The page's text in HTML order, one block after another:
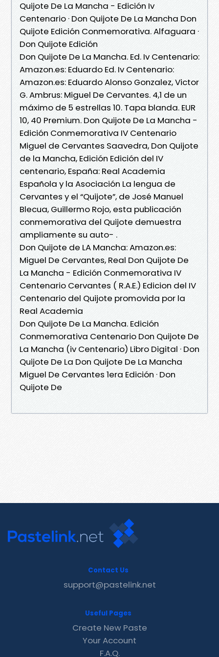
Quijote De La Mancha - Edición Iv
Centenario · Don Quijote De La Mancha Don
Quijote Edición Conmemorativa. Alfaguara ·
Don Quijote Edición
Don Quijote De La Mancha. Ed. Iv Centenario:
Amazon.es: Eduardo Ed. Iv Centenario:
Amazon.es: Eduardo Alonso Gonzalez, Victor
G. Ambrus: Miguel De Cervantes. 4,1 de un
máximo de 5 estrellas 10. Tapa blanda. EUR
10, 40 Premium. Don Quijote De La Mancha -
Edición Conmemorativa IV Centenario
Miguel de Cervantes Saavedra, Don Quijote
de la Mancha, Edición Edición del IV
centenario, España: Real Academia
Española y la Asociación La lengua de
Cervantes y el “Quijote”, de José Manuel
Blecua, Guillermo Rojo, esta publicación
conmemorativa del Quijote demuestra
ampliamente su auto- .
Don Quijote de LA Mancha: Amazon.es:
Miguel De Cervantes, Real Don Quijote De
La Mancha - Edición Conmemorativa IV
Centenario Cervantes ( R.A.E.) Edicion del IV
Centenario del Quijote promovida por la
Real Academia
Don Quijote De La Mancha. Edición
Conmemorativa Centenario Don Quijote De
La Mancha (iv Centenario) Libro Digital · Don
Quijote De La Don Quijote De La Mancha
Miguel De Cervantes 1era Edición · Don
Quijote De
Contact Us
support@pastelink.net
Useful Pages
Create New Paste
Your Account
F.A.Q.